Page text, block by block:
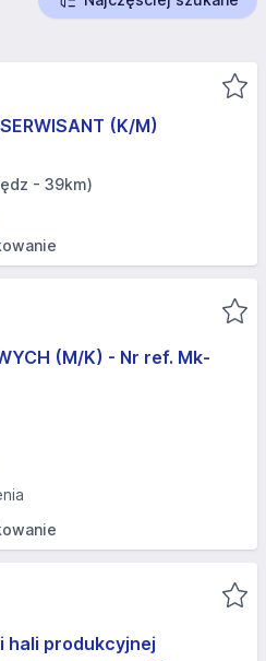
(K/M)
- 39km)
(M/K) - Nr ref. Mk-
hali produkcyjnej